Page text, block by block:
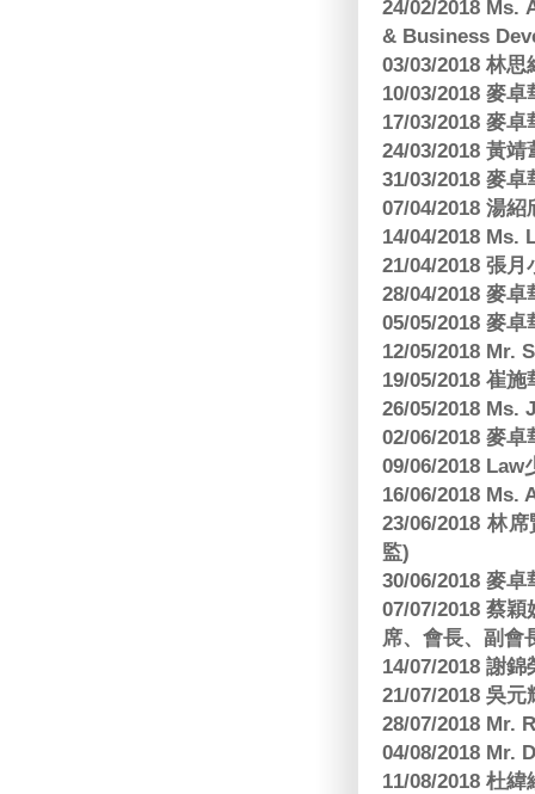
24/02/2018 Ms.
& Business
03/03/2018 林
10/03/2018 麥
17/03/2018 麥
24/03/2018 黃
31/03/2018 麥
07/04/2018 湯
14/04/2018
21/04/2018 張
28/04/2018 麥
05/05/2018 麥
12/05/2018 Mr.
19/05/2018 崔
26/05/2018 Ms.
02/06/2018 麥
09/06/2018 Law
16/06/2018 Ms.
23/06/2018 林
監)
30/06/2018 麥
07/07/2018 蔡
席、會長、副會
14/07/2018 謝
21/07/2018 吳元
28/07/2018 Mr.
04/08/2018 Mr.
11/08/2018 杜